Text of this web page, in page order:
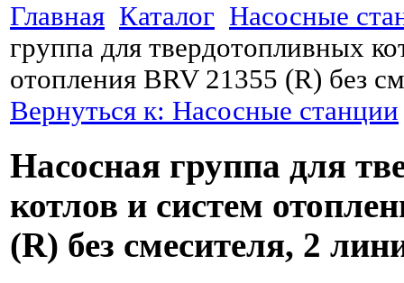
Главная Каталог Насосные
группа для твердотопливных
отопления BRV 21355 (R) без
Вернуться к: Насосные станции
Насосная группа для
котлов и систем
(R) без смесителя, 2